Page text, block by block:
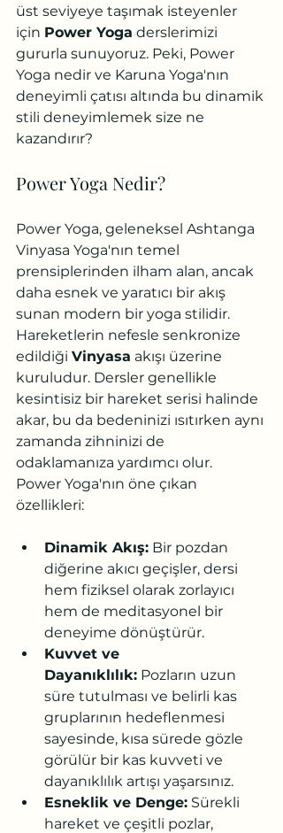
üst seviyeye taşımak isteyenler
için Power Yoga derslerimizi
gururla sunuyoruz. Peki, Power
Yoga nedir ve Karuna Yoga'nın
deneyimli çatısı altında bu dinamik
stili deneyimlemek size ne
kazandırır?
Power Yoga Nedir?
Power Yoga, geleneksel Ashtanga
Vinyasa Yoga'nın temel
prensiplerinden ilham alan, ancak
daha esnek ve yaratıcı bir akış
sunan modern bir yoga stilidir.
Hareketlerin nefesle senkronize
edildiği Vinyasa akışı üzerine
kuruludur. Dersler genellikle
kesintisiz bir hareket serisi halinde
akar, bu da bedeninizi ısıtırken aynı
zamanda zihninizi de
odaklamanıza yardımcı olur.
Power Yoga'nın öne çıkan
özellikleri:
Dinamik Akış: Bir pozdan
diğerine akıcı geçişler, dersi
hem fiziksel olarak zorlayıcı
hem de meditasyonel bir
deneyime dönüştürür.
Kuvvet ve
Dayanıklılık: Pozların uzun
süre tutulması ve belirli kas
gruplarının hedeflenmesi
sayesinde, kısa sürede gözle
görülür bir kas kuvveti ve
dayanıklılık artışı yaşarsınız.
Esneklik ve Denge: Sürekli
hareket ve çeşitli pozlar,